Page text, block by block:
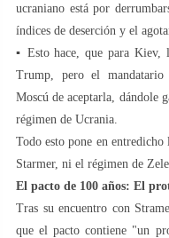
ucraniano está por
índices de deserción y el
▪️ Esto hace, que para Kiev,
Trump, pero el mandatario
Moscú de aceptarla, dándole
régimen de Ucrania.
Todo esto pone en
Starmer, ni el régimen de
El pacto de 100 años: El
Tras su encuentro con
que el pacto contiene "un